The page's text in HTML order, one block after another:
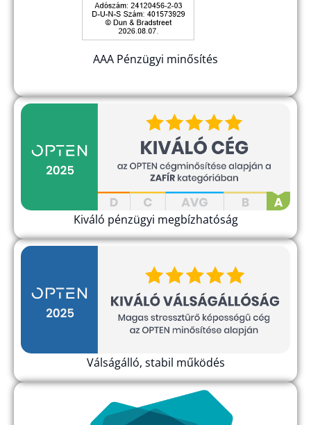
AAA Pénzügyi minősítés
Kiváló pénzügyi megbízhatóság
Válságálló, stabil működés